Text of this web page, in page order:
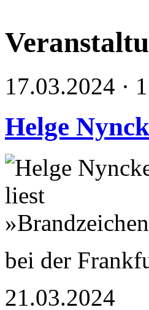
17.03.2024 ·
Helge
bei der
21.03.2024